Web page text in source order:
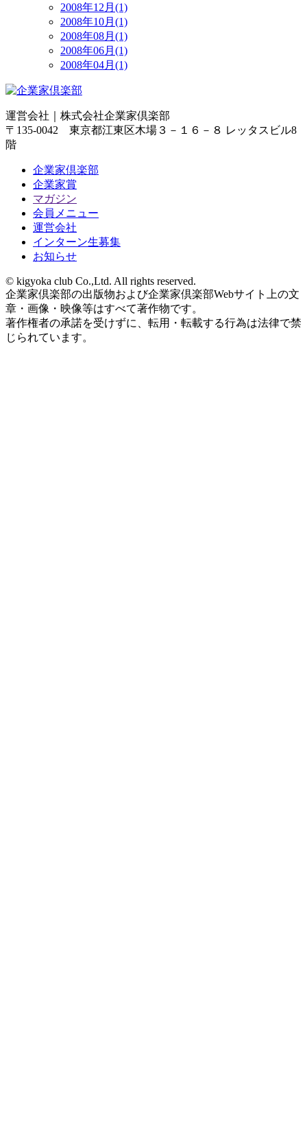
2008年12月(1)
2008年10月(1)
2008年08月(1)
2008年06月(1)
2008年04月(1)
運営会社｜ 株式会社企業家倶楽部
〒135-0042 東京都江東区木場３－１６－８ レッタスビル8
階
企業家倶楽部
企業家賞
マガジン
会員メニュー
運営会社
インターン生募集
お知らせ
© kigyoka club Co.,Ltd. All rights reserved.
企業家倶楽部の出版物および企業家倶楽部Webサイト上の文
章・画像・映像等はすべて著作物です。
著作権者の承諾を受けずに、転用・転載する行為は法律で禁
じられています。